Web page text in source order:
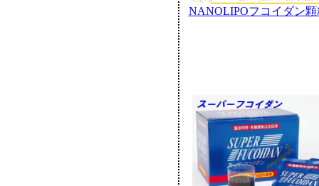
NANOLIPOフコイダン顆